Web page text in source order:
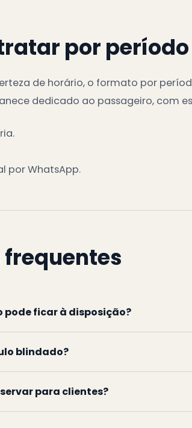
por período
de horário, o formato por
dedicado ao passageiro, com
por WhatsApp.
ficar à disposição?
blindado?
para clientes?